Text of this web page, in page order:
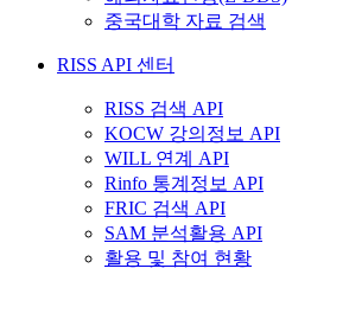
중국대학 자료 검색
RISS API 센터
RISS 검색 API
KOCW 강의정보 API
WILL 연계 API
Rinfo 통계정보 API
FRIC 검색 API
SAM 분석활용 API
활용 및 참여 현황